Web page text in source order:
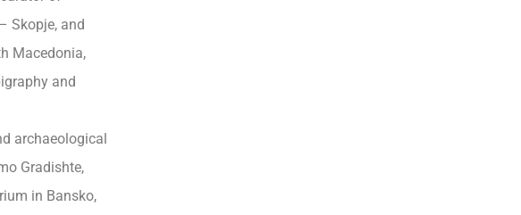
Skopje, and
Macedonia,
and
archaeological
Gradishte,
in Bansko,